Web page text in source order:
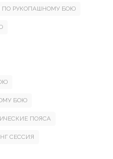
ПО РУКОПАШНОМУ БОЮ
БОЮ
ПОЯСА
СЕССИЯ